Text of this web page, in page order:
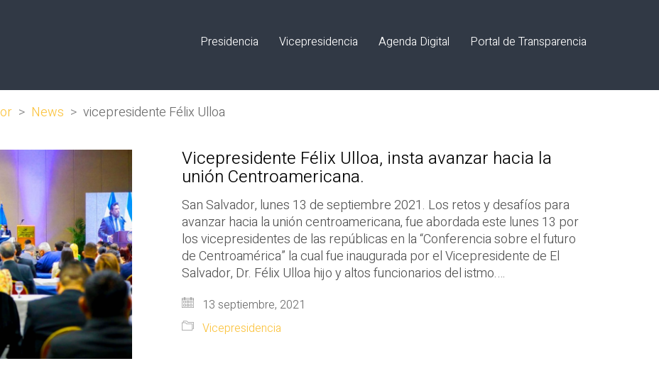
Presidencia Vicepresidencia Agenda Digital Portal de Transparencia
> News > vicepresidente Félix Ulloa
Vicepresidente Félix Ulloa, insta avanzar hacia la
unión Centroamericana.
San Salvador, lunes 13 de septiembre 2021. Los retos y desafíos para
avanzar hacia la unión centroamericana, fue abordada este lunes 13 por
los vicepresidentes de las repúblicas en la “Conferencia sobre el futuro
de Centroamérica” la cual fue inaugurada por el Vicepresidente de El
Salvador, Dr. Félix Ulloa hijo y altos funcionarios del istmo.…
13 septiembre, 2021
Vicepresidencia